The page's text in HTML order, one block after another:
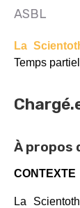
La
Temps partiel
À propos
CONTEXTE
La